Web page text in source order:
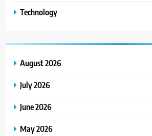
Technology
August 2026
July 2026
June 2026
May 2026